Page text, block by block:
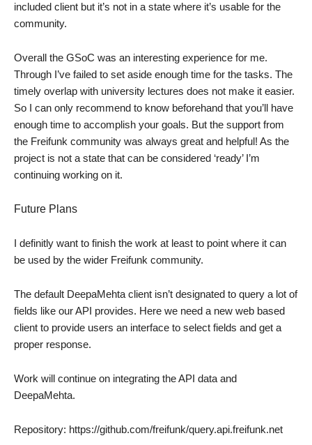
included client but it’s not in a state where it’s usable for the
community.
Overall the GSoC was an interesting experience for me.
Through I’ve failed to set aside enough time for the tasks. The
timely overlap with university lectures does not make it easier.
So I can only recommend to know beforehand that you’ll have
enough time to accomplish your goals. But the support from
the Freifunk community was always great and helpful! As the
project is not a state that can be considered ‘ready’ I’m
continuing working on it.
Future Plans
I definitly want to finish the work at least to point where it can
be used by the wider Freifunk community.
The default DeepaMehta client isn’t designated to query a lot of
fields like our API provides. Here we need a new web based
client to provide users an interface to select fields and get a
proper response.
Work will continue on integrating the API data and
DeepaMehta.
Repository: https://github.com/freifunk/query.api.freifunk.net